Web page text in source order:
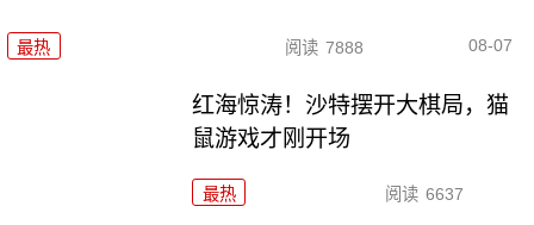
最热 阅读 7888 08-07
红海惊涛！沙特摆开大棋局，猫
鼠游戏才刚开场
最热 阅读 6637